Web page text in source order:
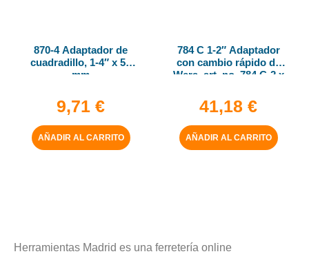
870-4 Adaptador de
cuadradillo, 1-4″ x 50
mm
9,71 €
AÑADIR AL CARRITO
784 C 1-2″ Adaptador
con cambio rápido de
Wera, art. no. 784 C-2 x
41,18 €
AÑADIR AL CARRITO
Herramientas Madrid es una ferretería online